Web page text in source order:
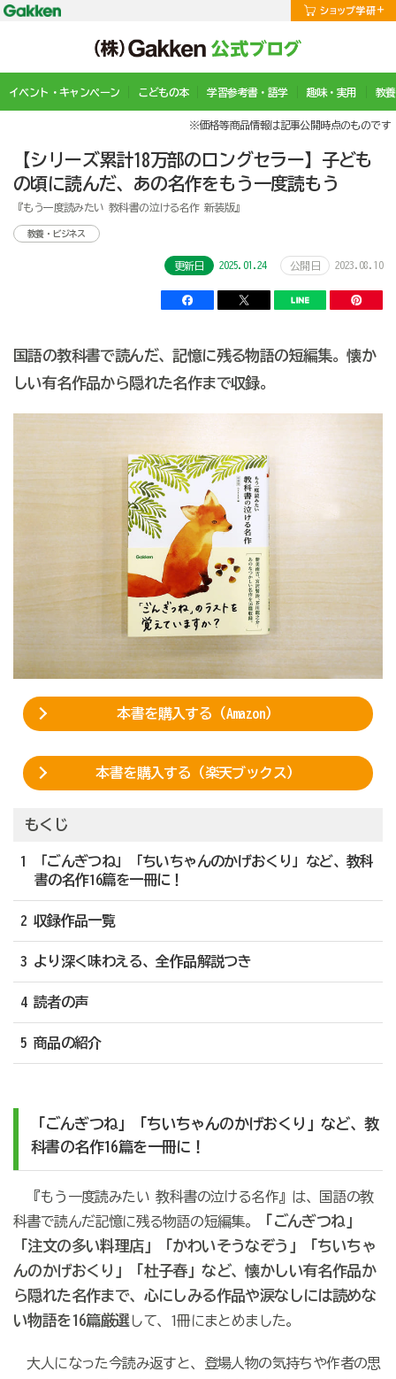
イベント・キャンペーン こどもの本 学習参考書・語学 趣味・実用 教
※価格等商品情報は記事公開時点のものです
【シリーズ累計18万部のロングセラー】子ども
の頃に読んだ、あの名作をもう一度読もう
『もう一度読みたい 教科書の泣ける名作 新装版』
教養・ビジネス
更新日 2025.01.24 公開日 2023.08.10
国語の教科書で読んだ、記憶に残る物語の短編集。懐か
しい有名作品から隠れた名作まで収録。
本書を購入する（Amazon）
本書を購入する（楽天ブックス）
もくじ
1 「ごんぎつね」「ちいちゃんのかげおくり」など、教科
書の名作16篇を一冊に！
2 収録作品一覧
3 より深く味わえる、全作品解説つき
4 読者の声
5 商品の紹介
「ごんぎつね」「ちいちゃんのかげおくり」など、教
科書の名作16篇を一冊に！
『もう一度読みたい 教科書の泣ける名作』は、国語の教
科書で読んだ記憶に残る物語の短編集。
「ごんぎつね」
「注文の多い料理店」「かわいそうなぞう」「ちいちゃ
んのかげおくり」「杜子春」など、懐かしい有名作品か
ら隠れた名作まで、心にしみる作品や涙なしには読めな
い物語を16篇厳選 して、1冊にまとめました。
大人になった今読み返すと、登場人物の気持ちや作者の思